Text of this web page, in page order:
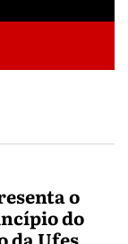
o
do
da Ufes